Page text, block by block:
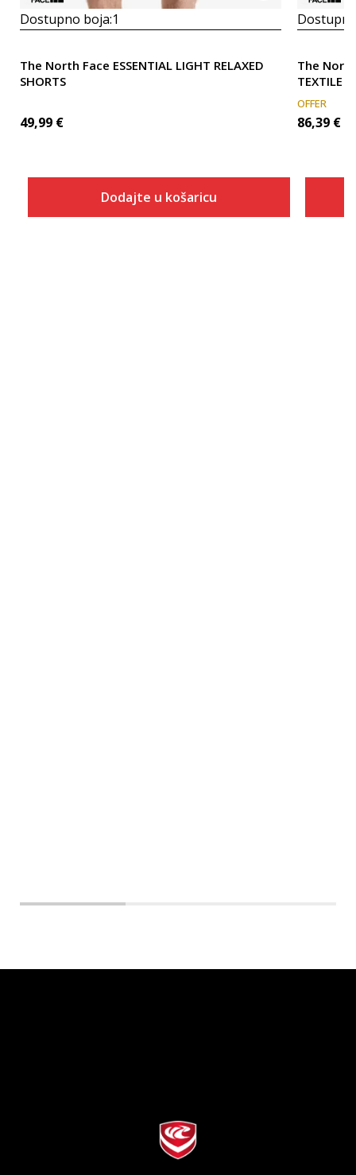
Dostupno boja:1
The North Face ESSENTIAL LIGHT RELAXED
SHORTS
49,99 €
Dodajte u košaricu
The North
TEXTILE
OFFER
86,39 €